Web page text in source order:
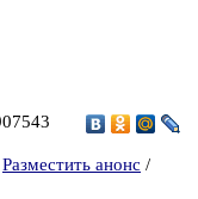
Разместить анонс /